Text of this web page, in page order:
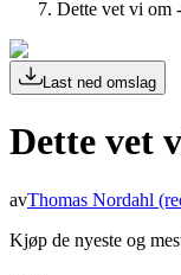
Dette vet vi om
Last ned omslag
Dette vet
avThomas Nordahl
Kjøp de nyeste og